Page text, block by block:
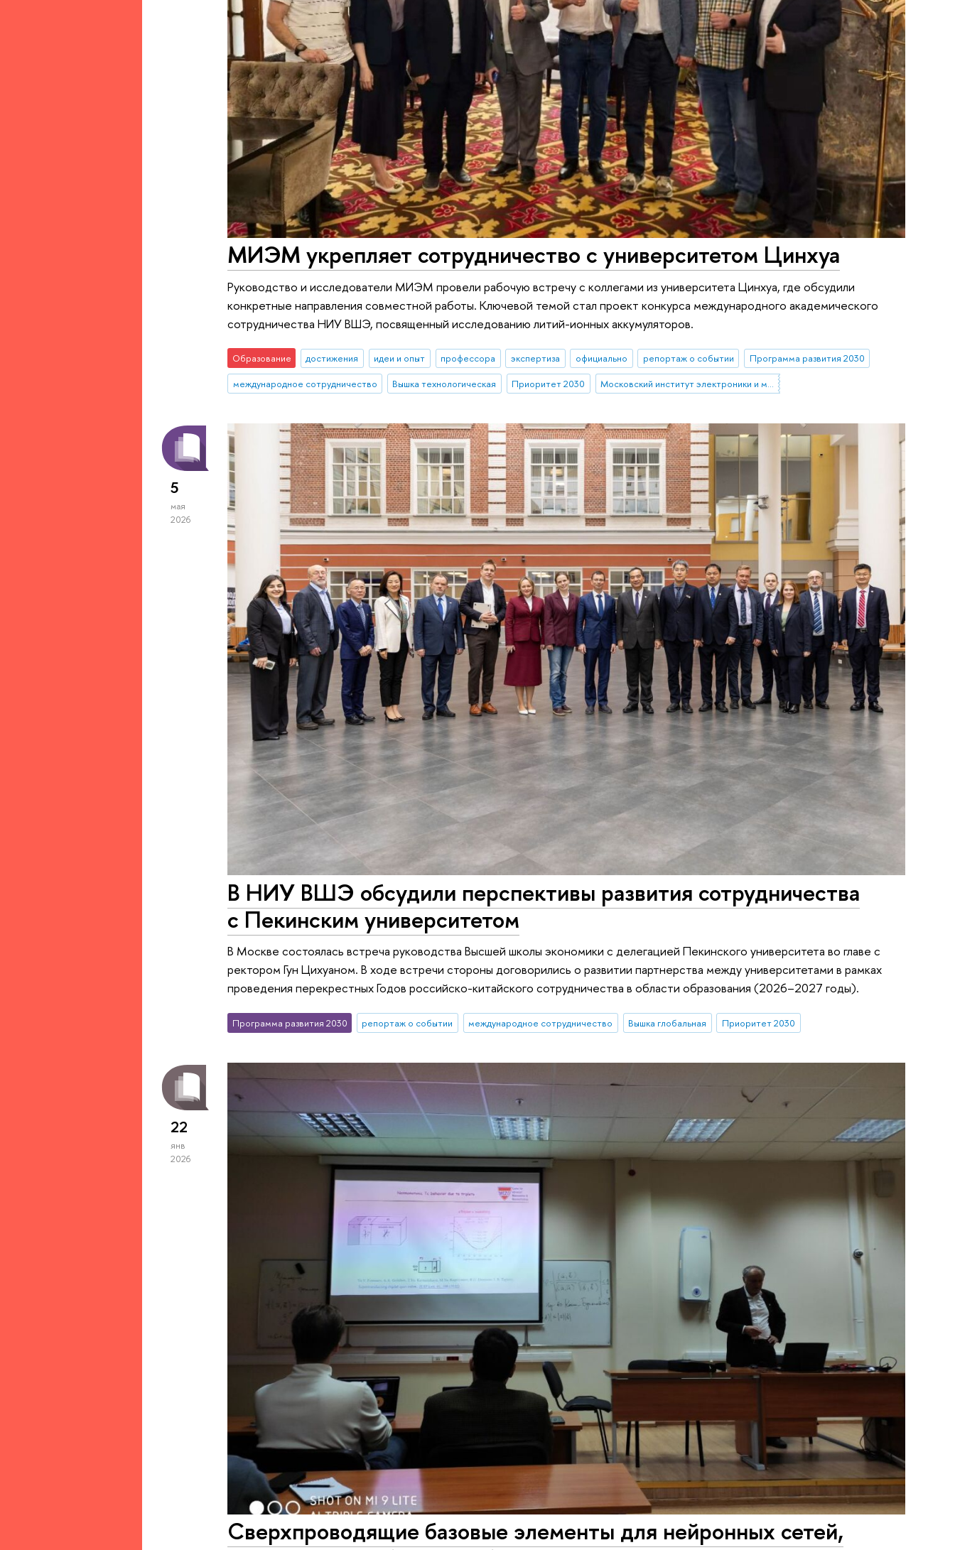
МИЭМ укрепляет сотрудничество с университетом Цинхуа
Руководство и исследователи МИЭМ провели рабочую встречу с коллегами из университета Цинхуа, где обсудили
конкретные направления совместной работы. Ключевой темой стал проект конкурса международного академического
сотрудничества НИУ ВШЭ, посвященный исследованию литий-ионных аккумуляторов.
Образование достижения идеи и опыт профессора экспертиза официально репортаж о событии
Программа развития 2030
международное сотрудничество
Вышка технологическая Приоритет 2030 Московский институт электроники и математики им. А.Н. Тихонова
5
мая
2026
В НИУ ВШЭ обсудили перспективы развития сотрудничества
с Пекинским университетом
В Москве состоялась встреча руководства Высшей школы экономики с делегацией Пекинского университета во главе с
ректором Гун Цихуаном. В ходе встречи стороны договорились о развитии партнерства между университетами в рамках
проведения перекрестных Годов российско-китайского сотрудничества в области образования (2026–2027 годы).
Программа развития 2030 репортаж о событии международное сотрудничество Вышка глобальная Приоритет 2030
22
янв
2026
Сверхпроводящие базовые элементы для нейронных сетей,